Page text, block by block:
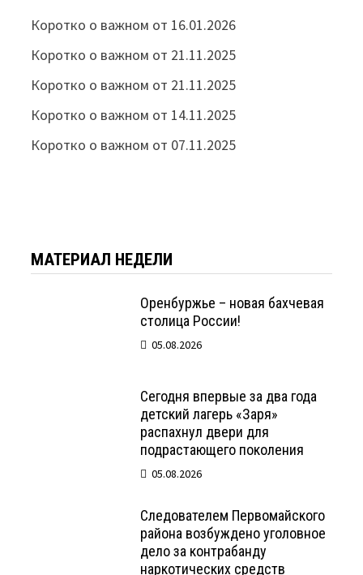
Коротко о важном от 16.01.2026
Коротко о важном от 21.11.2025
Коротко о важном от 21.11.2025
Коротко о важном от 14.11.2025
Коротко о важном от 07.11.2025
МАТЕРИАЛ НЕДЕЛИ
Оренбуржье – новая бахчевая
столица России!
05.08.2026
Сегодня впервые за два года
детский лагерь «Заря»
распахнул двери для
подрастающего поколения
05.08.2026
Следователем Первомайского
района возбуждено уголовное
дело за контрабанду
наркотических средств